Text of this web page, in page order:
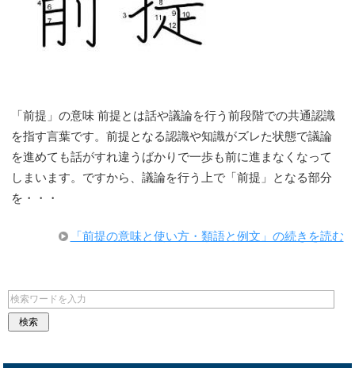
「前提」の意味 前提とは話や議論を行う前段階での共通認識
を指す言葉です。前提となる認識や知識がズレた状態で議論
を進めても話がすれ違うばかりで一歩も前に進まなくなって
しまいます。ですから、議論を行う上で「前提」となる部分
を・・・
「前提の意味と使い方・類語と例文」の続きを読む